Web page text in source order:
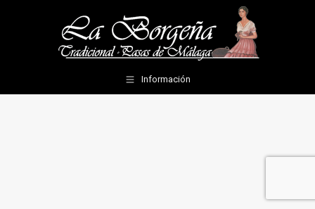
Información